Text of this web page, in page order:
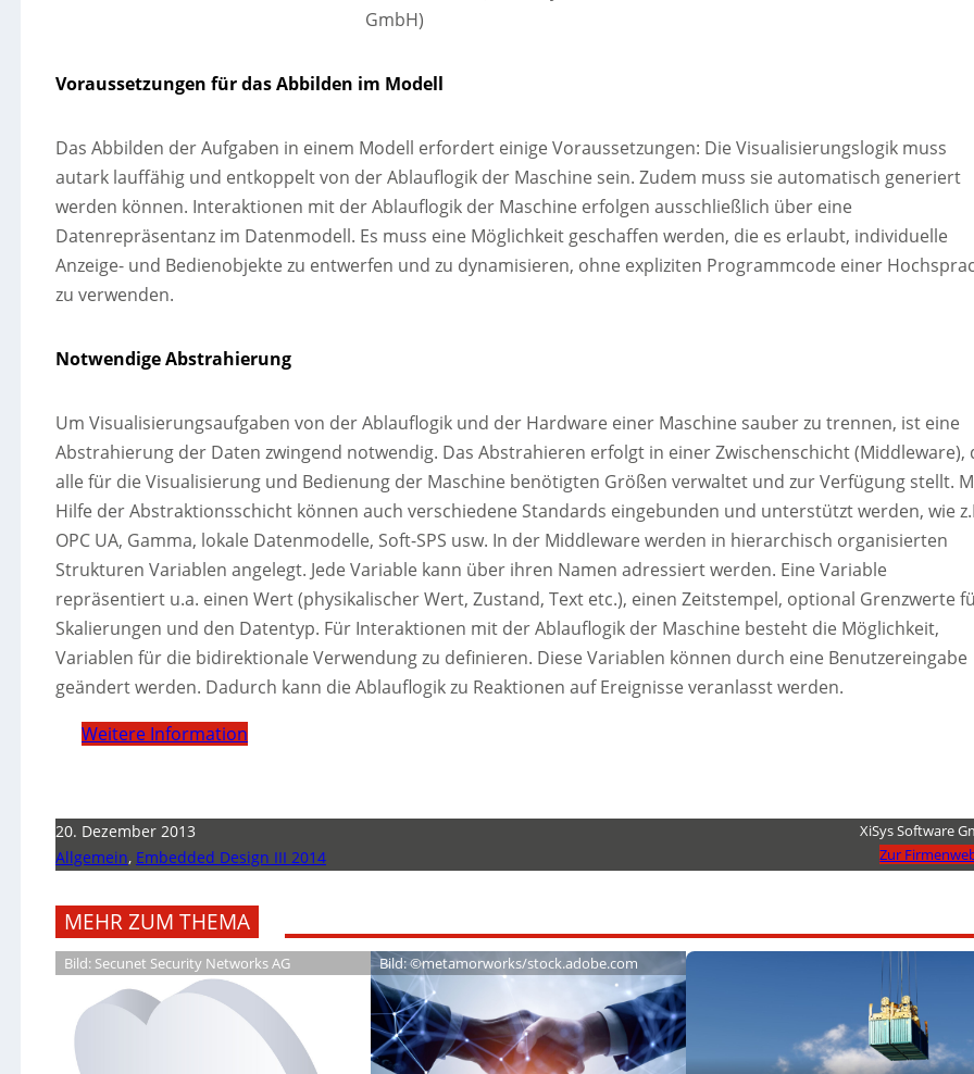
GmbH)
Voraussetzungen für das Abbilden im Modell
Das Abbilden der Aufgaben in einem Modell erfordert einige Voraussetzungen: Die Visualisierungslogik muss
autark lauffähig und entkoppelt von der Ablauflogik der Maschine sein. Zudem muss sie automatisch generiert
werden können. Interaktionen mit der Ablauflogik der Maschine erfolgen ausschließlich über eine
Datenrepräsentanz im Datenmodell. Es muss eine Möglichkeit geschaffen werden, die es erlaubt, individuelle
Anzeige- und Bedienobjekte zu entwerfen und zu dynamisieren, ohne expliziten Programmcode einer
zu verwenden.
Notwendige Abstrahierung
Um Visualisierungsaufgaben von der Ablauflogik und der Hardware einer Maschine sauber zu trennen, ist eine
Abstrahierung der Daten zwingend notwendig. Das Abstrahieren erfolgt in einer Zwischenschicht (Middleware),
alle für die Visualisierung und Bedienung der Maschine benötigten Größen verwaltet und zur Verfügung stellt.
Hilfe der Abstraktionsschicht können auch verschiedene Standards eingebunden und unterstützt werden, wie
OPC UA, Gamma, lokale Datenmodelle, Soft-SPS usw. In der Middleware werden in hierarchisch organisierten
Strukturen Variablen angelegt. Jede Variable kann über ihren Namen adressiert werden. Eine Variable
repräsentiert u.a. einen Wert (physikalischer Wert, Zustand, Text etc.), einen Zeitstempel, optional Grenzwerte
Skalierungen und den Datentyp. Für Interaktionen mit der Ablauflogik der Maschine besteht die Möglichkeit,
Variablen für die bidirektionale Verwendung zu definieren. Diese Variablen können durch eine Benutzereingabe
geändert werden. Dadurch kann die Ablauflogik zu Reaktionen auf Ereignisse veranlasst werden.
Weitere Information
20. Dezember 2013
Allgemein, Embedded Design III 2014
XiSys Software
Zur
MEHR ZUM THEMA
Bild: Secunet Security Networks AG Bild: ©metamorworks/stock.adobe.com